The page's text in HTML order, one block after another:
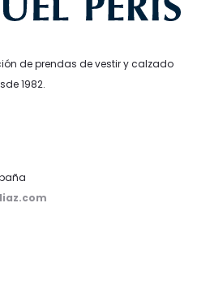
de prendas de vestir y calzado
1982.